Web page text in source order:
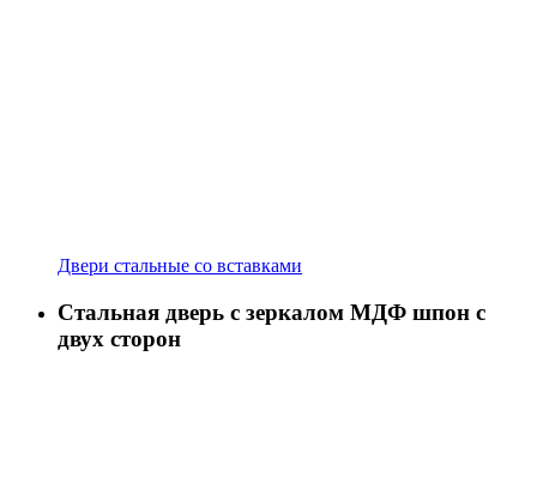
Двери стальные со вставками
Стальная дверь с зеркалом МДФ шпон с
двух сторон